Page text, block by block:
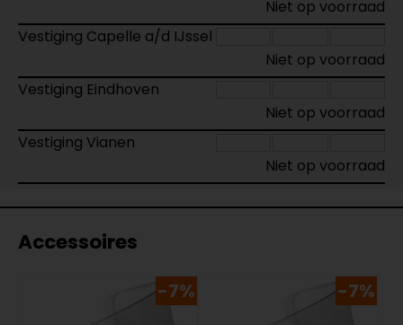
Niet op voorraad
Vestiging Capelle a/d IJssel
Niet op voorraad
Vestiging Eindhoven
Niet op voorraad
Vestiging Vianen
Niet op voorraad
Accessoires
-7% -7%